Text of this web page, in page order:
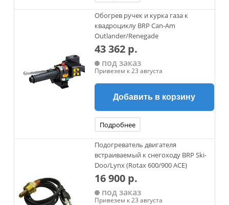
Обогрев ручек и курка газа к
квадроциклу BRP Can-Am
Outlander/Renegade
43 362 р.
под заказ
Привезем к 23 августа
Добавить в корзину
Подробнее
Подогреватель двигателя
встраиваемый к снегоходу BRP Ski-
Doo/Lynx (Rotax 600/900 АСЕ)
16 900 р.
под заказ
Привезем к 23 августа